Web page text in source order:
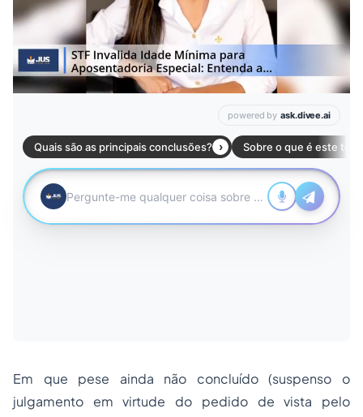
Em que pese ainda não concluído (suspenso o
julgamento em virtude do pedido de vista pelo